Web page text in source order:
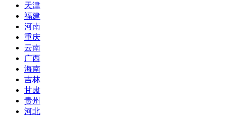
天津
福建
河南
重庆
云南
广西
海南
吉林
甘肃
贵州
河北